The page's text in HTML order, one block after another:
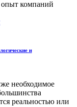
и
необходимое
реальностью или